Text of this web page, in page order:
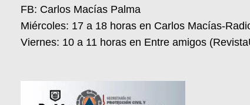
FB: Carlos Macías Palma
Miércoles: 17 a 18 horas en Carlos Macías-
Viernes: 10 a 11 horas en Entre amigos